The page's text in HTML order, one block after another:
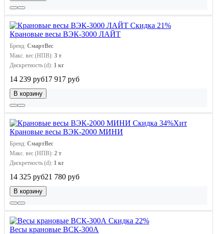
Скидка 21%
Крановые весы ВЭК-3000 ЛАЙТ
Бренд: СмартВес
Макс. вес (НПВ): 3 т
Дискретность (d): 1 кг
14 239 руб17 917 руб
В корзину
Скидка 34%Хит
Крановые весы ВЭК-2000 МИНИ
Бренд: СмартВес
Макс. вес (НПВ): 2 т
Дискретность (d): 1 кг
14 325 руб21 780 руб
В корзину
Скидка 22%
Весы крановые ВСК-300А